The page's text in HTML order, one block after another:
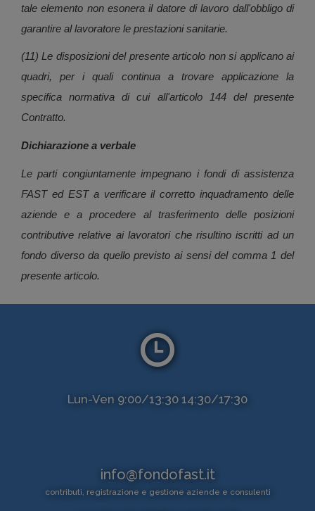
tale elemento non esonera il datore di lavoro dall'obbligo di
garantire al lavoratore le prestazioni sanitarie.
(11) Le disposizioni del presente articolo non si applicano ai
quadri, per i quali continua a trovare applicazione la
specifica normativa di cui all'articolo 144 del presente
Contratto.
Dichiarazione a verbale
Le parti congiuntamente impegnano i fondi di assistenza
FAST ed EST a verificare il corretto inquadramento delle
aziende e a procedere al trasferimento delle posizioni
contributive relative ai lavoratori che risultino iscritti ad un
fondo diverso da quello previsto ai sensi del comma 1 del
presente articolo.
Lun-Ven 9:00/13:30 14:30/17:30
info@fondofast.it
contributi, registrazione e gestione aziende e consulenti